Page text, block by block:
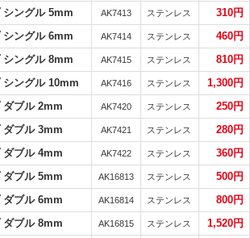
シングル 5mm
AK7413 ステンレス
310円
シングル 6mm
AK7414 ステンレス
460円
シングル 8mm
AK7415 ステンレス
810円
シングル 10mm
AK7416 ステンレス
1,300円
ダブル 2mm
AK7420 ステンレス
250円
ダブル 3mm
AK7421 ステンレス
280円
ダブル 4mm
AK7422 ステンレス
360円
ダブル 5mm
AK16813 ステンレス
500円
ダブル 6mm
AK16814 ステンレス
800円
ダブル 8mm
AK16815 ステンレス
1,520円